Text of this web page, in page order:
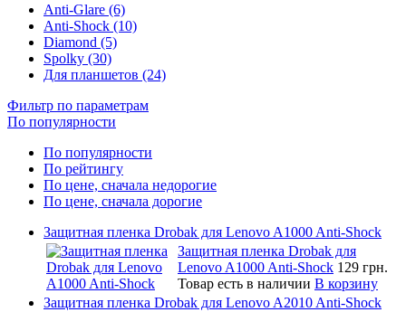
Anti-Glare (6)
Anti-Shock (10)
Diamond (5)
Spolky (30)
Для планшетов (24)
Фильтр по параметрам
По популярности
По популярности
По рейтингу
По цене, сначала недорогие
По цене, сначала дорогие
Защитная пленка Drobak для Lenovo A1000 Anti-Shock
Защитная пленка Drobak для
Lenovo A1000 Anti-Shock 129 грн.
Товар есть в наличии В корзину
Защитная пленка Drobak для Lenovo A2010 Anti-Shock